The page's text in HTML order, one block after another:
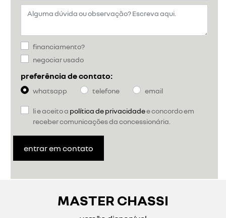
financiamento?
negociar usado
preferência de contato:
whatsapp telefone email
li e aceito a política de privacidadee concordo em
receber comunicações da concessionária.
entrar em contato
MASTER CHASSI